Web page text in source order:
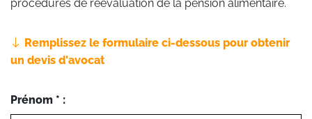
procédures de réevaluation de la pension alimentaire.
Remplissez le formulaire ci-dessous pour obtenir
un devis d'avocat
Prénom * :